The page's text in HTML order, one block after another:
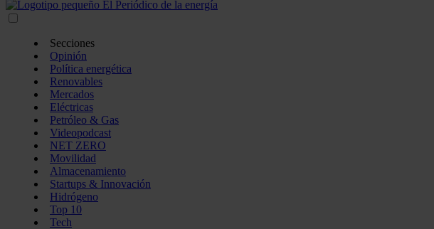
Secciones
Opinión
Política energética
Renovables
Mercados
Eléctricas
Petróleo & Gas
Videopodcast
NET ZERO
Movilidad
Almacenamiento
Startups & Innovación
Hidrógeno
Top 10
Tech